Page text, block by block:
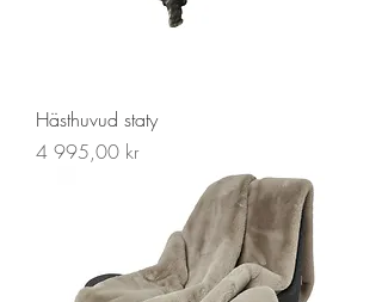
Hästhuvud staty
Pris
4 995,00 kr